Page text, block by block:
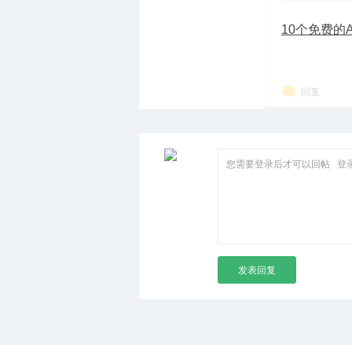
10个免费的
回复
您需要登录后才可以回帖 登
发表回复